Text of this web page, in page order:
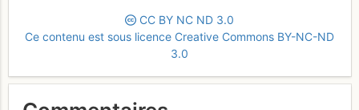
CC BY NC ND 3.0
Ce contenu est sous licence Creative Commons BY-NC-ND
3.0